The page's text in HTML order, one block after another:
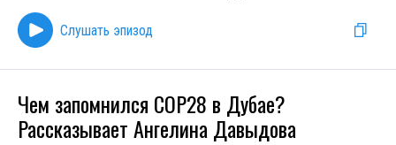
Слушать эпизод
Чем запомнился COP28 в Дубае?
Рассказывает Ангелина Давыдова